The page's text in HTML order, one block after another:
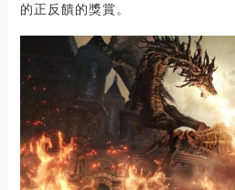
的正反饋的獎賞。